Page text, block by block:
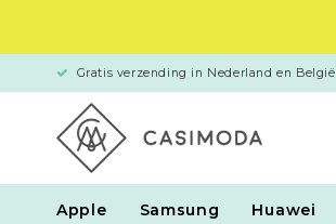
Gratis verzending in Nederland en België
Apple Samsung Huawei